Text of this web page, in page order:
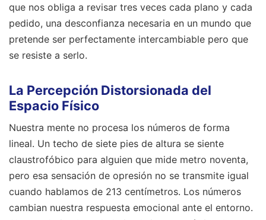
que nos obliga a revisar tres veces cada plano y cada
pedido, una desconfianza necesaria en un mundo que
pretende ser perfectamente intercambiable pero que
se resiste a serlo.
La Percepción Distorsionada del
Espacio Físico
Nuestra mente no procesa los números de forma
lineal. Un techo de siete pies de altura se siente
claustrofóbico para alguien que mide metro noventa,
pero esa sensación de opresión no se transmite igual
cuando hablamos de 213 centímetros. Los números
cambian nuestra respuesta emocional ante el entorno.